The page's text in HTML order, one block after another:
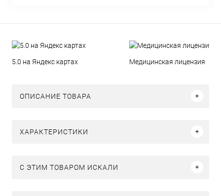
5.0 на Яндекс картах Медицинская лицензия
ОПИСАНИЕ ТОВАРА
ХАРАКТЕРИСТИКИ
C ЭТИМ ТОВАРОМ ИСКАЛИ